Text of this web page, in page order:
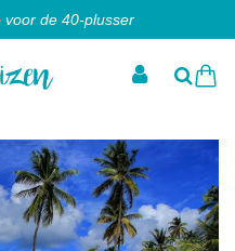
voor de 40-plusser